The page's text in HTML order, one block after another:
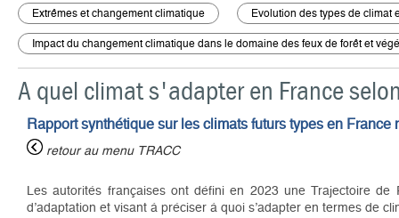
Extrêmes et changement climatique Evolution des types de climat
Impact du changement climatique dans le domaine des feux de forêt et
A quel climat s'adapter en France
Rapport synthétique sur les climats futurs types en France
retour au menu TRACC
Les autorités françaises ont défini en 2023 une Trajectoire de
d’adaptation et visant à préciser à quoi s’adapter en termes de